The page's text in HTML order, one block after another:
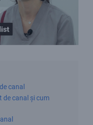
canal
de canal și cum